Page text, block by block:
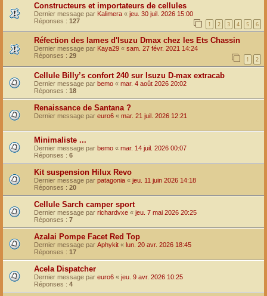
Constructeurs et importateurs de cellules
Dernier message par Kalimera « jeu. 30 juil. 2026 15:00
Réponses : 127 1 2 3 4 5 6
Réfection des lames d'Isuzu Dmax chez les Ets Chassin
Dernier message par Kaya29 « sam. 27 févr. 2021 14:24
Réponses : 29 1 2
Cellule Billy’s confort 240 sur Isuzu D-max extracab
Dernier message par bemo « mar. 4 août 2026 20:02
Réponses : 18
Renaissance de Santana ?
Dernier message par euro6 « mar. 21 juil. 2026 12:21
Minimaliste ...
Dernier message par bemo « mar. 14 juil. 2026 00:07
Réponses : 6
Kit suspension Hilux Revo
Dernier message par patagonia « jeu. 11 juin 2026 14:18
Réponses : 20
Cellule Sarch camper sport
Dernier message par richardvxe « jeu. 7 mai 2026 20:25
Réponses : 7
Azalai Pompe Facet Red Top
Dernier message par Aphykit « lun. 20 avr. 2026 18:45
Réponses : 17
Acela Dispatcher
Dernier message par euro6 « jeu. 9 avr. 2026 10:25
Réponses : 4